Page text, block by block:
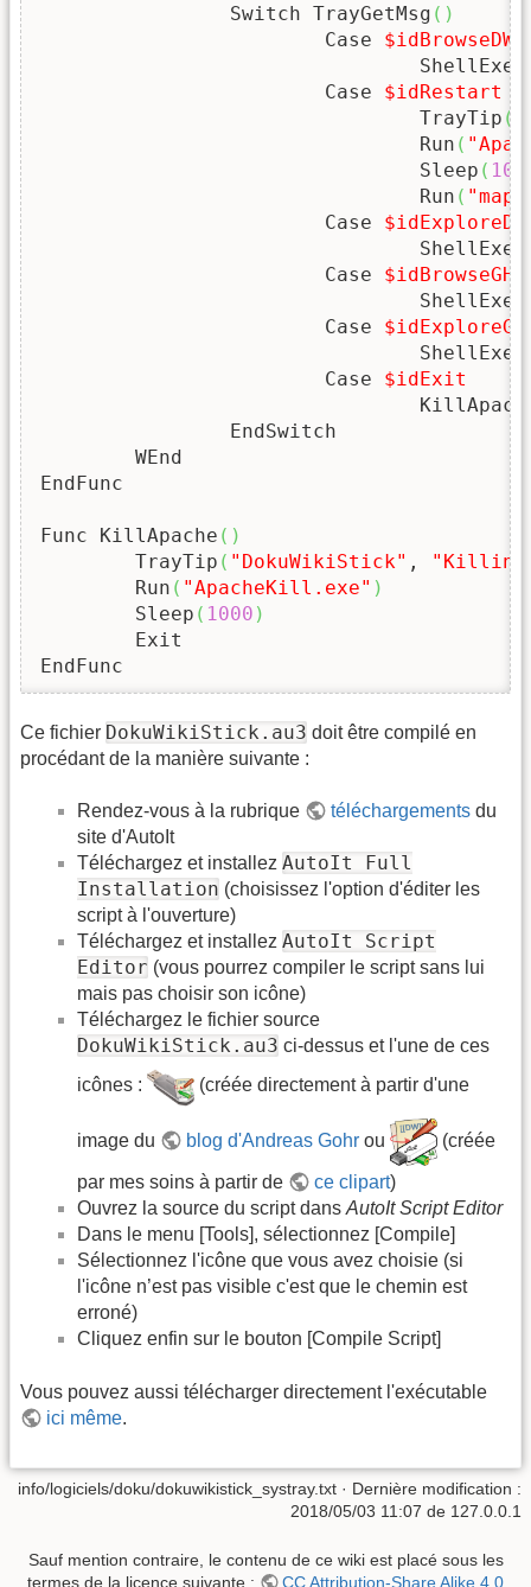
		Switch TrayGetMsg
( )
			Case
$idBrowseDWS
			Case
$idRestart
				TrayTip
(
				Run
(
				Sleep
(
				Run
(
			Case
			Case
$idBrowseGH
			Case
$idExploreGH
			Case
$idExit
EndFunc
Func KillApache ( )
	TrayTip
( "DokuWikiStick" ,
"Killing
	Run
( "ApacheKill.exe" )
	Sleep
( 1000 )
EndFunc
Ce fichier DokuWikiStick.au3 doit être compilé en
procédant de la manière suivante :
Rendez-vous à la rubrique téléchargements du
site d'AutoIt
Téléchargez et installez AutoIt Full
Installation (choisissez l'option d'éditer les
script à l'ouverture)
Téléchargez et installez AutoIt Script
Editor (vous pourrez compiler le script sans lui
mais pas choisir son icône)
Téléchargez le fichier source
DokuWikiStick.au3 ci-dessus et l'une de ces
icônes :
(créée directement à partir d'une
image du blog d'Andreas Gohr ou (créée
par mes soins à partir de ce clipart)
Ouvrez la source du script dans AutoIt Script Editor
Dans le menu [Tools], sélectionnez [Compile]
Sélectionnez l'icône que vous avez choisie (si
l'icône n’est pas visible c'est que le chemin est
erroné)
Cliquez enfin sur le bouton [Compile Script]
Vous pouvez aussi télécharger directement l'exécutable
ici même.
info/logiciels/doku/dokuwikistick_systray.txt · Dernière modification :
2018/05/03 11:07 de 127.0.0.1
Sauf mention contraire, le contenu de ce wiki est placé sous les
termes de la licence suivante :
CC Attribution-Share Alike 4.0